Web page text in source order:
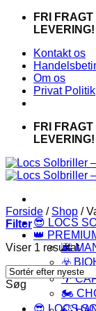
FortsætFRI
Kontakt os
Om os
Privat Politik
FRI
😎 LOCS
👑
🌆
☣️
🌴
🏍️
Forside / Shop /
Filter
Viser 1 resultat
Søg
😎 LOCS